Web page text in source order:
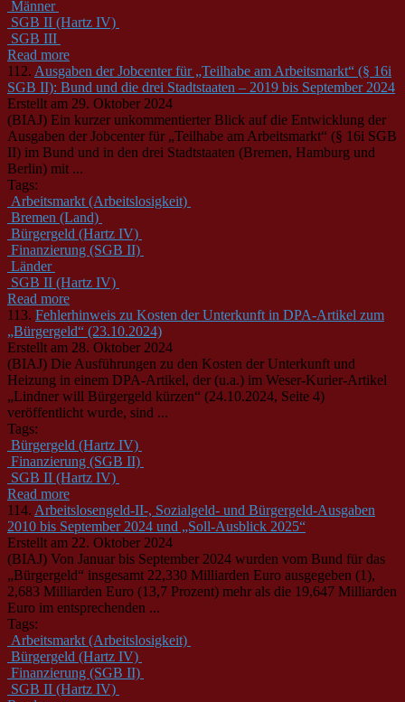
Männer
SGB II (Hartz IV)
SGB III
Read more
112. Ausgaben der Jobcenter für „Teilhabe am Arbeitsmarkt“ (§ 16i
SGB II): Bund und die drei Stadtstaaten – 2019 bis September 2024
Erstellt am 29. Oktober 2024
(BIAJ) Ein kurzer unkommentierter Blick auf die Entwicklung der
Ausgaben der Jobcenter für „Teilhabe am Arbeitsmarkt“ (§ 16i SGB
II) im Bund und in den drei Stadtstaaten (Bremen, Hamburg und
Berlin) mit ...
Tags:
Arbeitsmarkt (Arbeitslosigkeit)
Bremen (Land)
Bürgergeld (Hartz IV)
Finanzierung (SGB II)
Länder
SGB II (Hartz IV)
Read more
113. Fehlerhinweis zu Kosten der Unterkunft in DPA-Artikel zum
„Bürgergeld“ (23.10.2024)
Erstellt am 28. Oktober 2024
(BIAJ) Die Ausführungen zu den Kosten der Unterkunft und
Heizung in einem DPA-Artikel, der (u.a.) im Weser-Kurier-Artikel
„Lindner will Bürgergeld kürzen“ (24.10.2024, Seite 4)
veröffentlicht wurde, sind ...
Tags:
Bürgergeld (Hartz IV)
Finanzierung (SGB II)
SGB II (Hartz IV)
Read more
114. Arbeitslosengeld-II-, Sozialgeld- und Bürgergeld-Ausgaben
2010 bis September 2024 und „Soll-Ausblick 2025“
Erstellt am 22. Oktober 2024
(BIAJ) Von Januar bis September 2024 wurden vom Bund für das
„Bürgergeld“ insgesamt 22,330 Milliarden Euro ausgegeben (1),
2,683 Milliarden Euro (13,7 Prozent) mehr als die 19,647 Milliarden
Euro im entsprechenden ...
Tags:
Arbeitsmarkt (Arbeitslosigkeit)
Bürgergeld (Hartz IV)
Finanzierung (SGB II)
SGB II (Hartz IV)